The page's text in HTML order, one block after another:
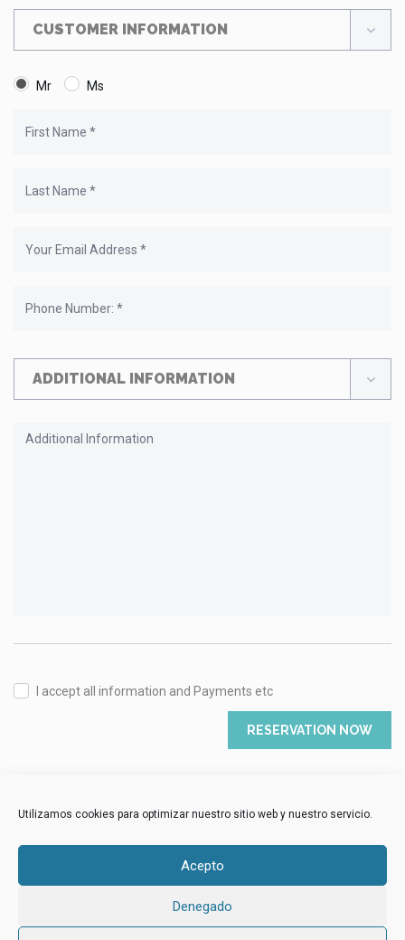
Utilizamos cookies para optimizar nuestro sitio web y nuestro servicio.
Acepto
Denegado
CUSTOMER INFORMATION
Mr Ms
ADDITIONAL INFORMATION
I accept all information and Payments etc
RESERVATION NOW
FACEBOOK